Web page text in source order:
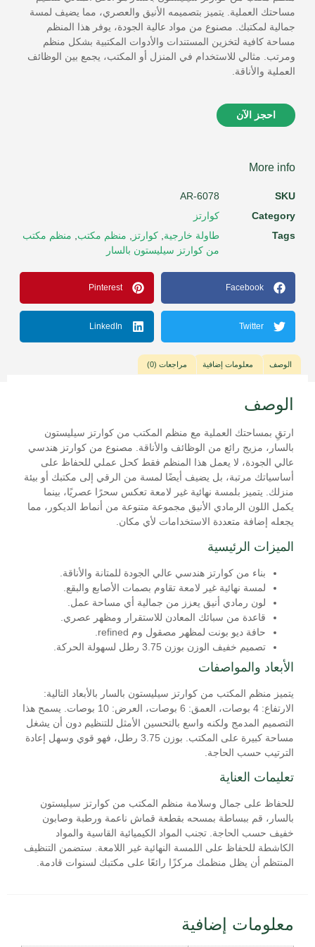
مساحتك العملية. يتميز بتصميمه الأنيق والعصري، مما يضيف لمسة
جمالية لمكتبك. مصنوع من مواد عالية الجودة، يوفر هذا المنظم
مساحة كافية لتخزين المستندات والأدوات المكتبية بشكل منظم
ومرتب. مثالي للاستخدام في المنزل أو المكتب، يجمع بين الوظائف
العملية والأناقة.
احجز الآن
More info
SKU
AR-6078
Category
كوارتز
Tags
طاولة خارجية كوارتز منظم مكتب
منظم مكتب
من كوارتز سيليستون بالسار
Facebook
Pinterest
Twitter
LinkedIn
الوصف معلومات إضافية مراجعات (0)
الوصف
ارتقِ بمساحتك العملية مع منظم المكتب من كوارتز سيليستون
بالسار، مزيج رائع من الوظائف والأناقة. مصنوع من كوارتز هندسي
عالي الجودة، لا يعمل هذا المنظم فقط كحل عملي للحفاظ على
أساسياتك مرتبة، بل يضيف أيضًا لمسة من الرقي إلى مكتبك أو بيئة
منزلك. يتميز بلمسة نهائية غير لامعة تعكس سحرًا عصريًا، بينما
يكمل اللون الرمادي الأنيق مجموعة متنوعة من أنماط الديكور، مما
يجعله إضافة متعددة الاستخدامات لأي مكان.
الميزات الرئيسية
بناء من كوارتز هندسي عالي الجودة للمتانة والأناقة.
لمسة نهائية غير لامعة تقاوم بصمات الأصابع والبقع.
لون رمادي أنيق يعزز من جمالية أي مساحة عمل.
قاعدة من سبائك المعادن للاستقرار ومظهر عصري.
حافة ديو بونت لمظهر مصقول وم refined.
تصميم خفيف الوزن بوزن 3.75 رطل لسهولة الحركة.
الأبعاد والمواصفات
يتميز منظم المكتب من كوارتز سيليستون بالسار بالأبعاد التالية:
الارتفاع: 4 بوصات، العمق: 6 بوصات، العرض: 10 بوصات. يسمح هذا
التصميم المدمج ولكنه واسع بالتحسين الأمثل للتنظيم دون أن يشغل
مساحة كبيرة على المكتب. بوزن 3.75 رطل، فهو قوي وسهل إعادة
الترتيب حسب الحاجة.
تعليمات العناية
للحفاظ على جمال وسلامة منظم المكتب من كوارتز سيليستون
بالسار، قم ببساطة بمسحه بقطعة قماش ناعمة ورطبة وصابون
خفيف حسب الحاجة. تجنب المواد الكيميائية القاسية والمواد
الكاشطة للحفاظ على اللمسة النهائية غير اللامعة. ستضمن التنظيف
المنتظم أن يظل منظمك مركزًا رائعًا على مكتبك لسنوات قادمة.
معلومات إضافية